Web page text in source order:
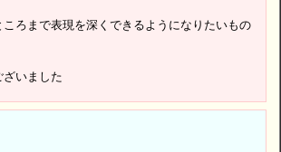
ころまで表現を深くできるようになりたいもの
ざいました